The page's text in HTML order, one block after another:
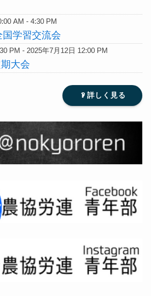
AM - 4:30 PM
学習交流会
PM - 2025年7月12日 12:00 PM
大会
? 詳しく見る